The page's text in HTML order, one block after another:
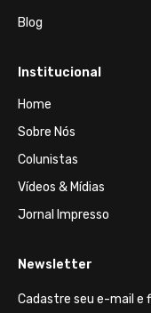
Blog
Institucional
Home
Sobre Nós
Colunistas
Vídeos & Mídias
Jornal Impresso
Newsletter
Cadastre seu e-mail e